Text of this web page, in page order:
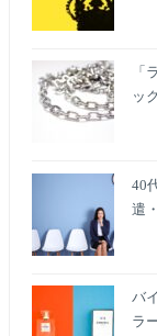
「
ッ
40
遣
バ
ラ